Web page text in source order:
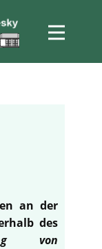
an der
des
von